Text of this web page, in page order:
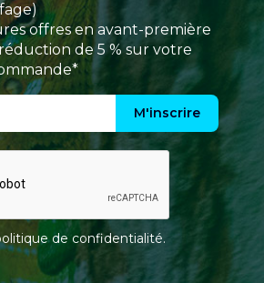
offres en avant-première
de 5 % sur votre
M'inscrire
de confidentialité.